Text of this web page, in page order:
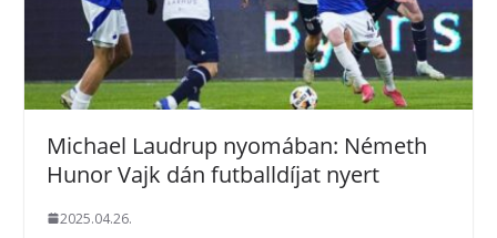
Michael Laudrup nyomában: Németh
Hunor Vajk dán futballdíjat nyert
2025.04.26.